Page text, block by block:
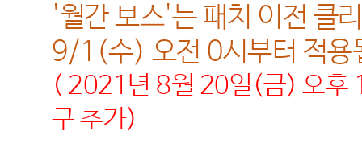
'월간 보스'는 패치 이전 클
9/1(수) 오전 0시부터 적용
( 2021년 8월 20일(금) 오후
구 추가)